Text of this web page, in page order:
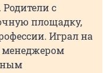
с
площадку,
Играл на
менеджером